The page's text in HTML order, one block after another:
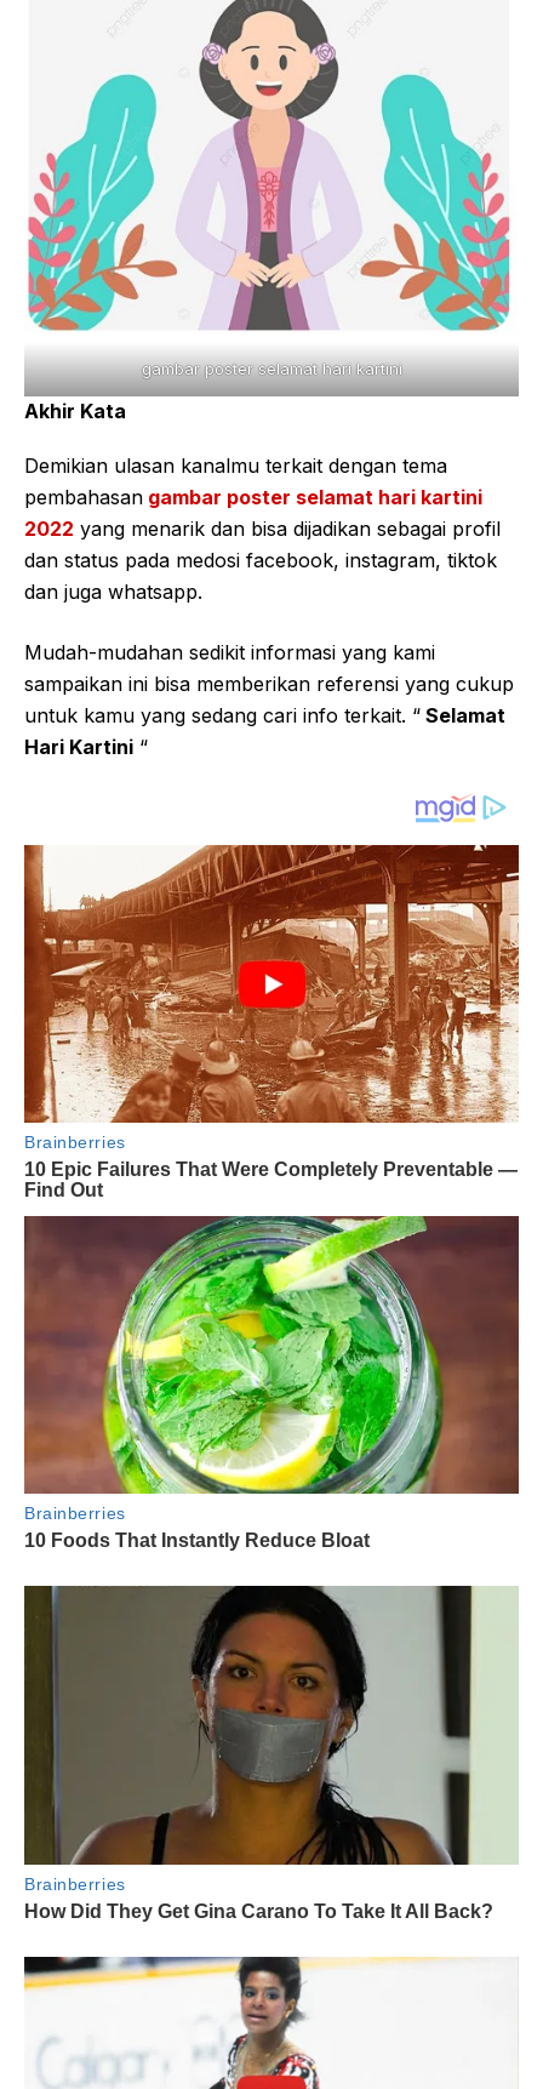
gambar poster selamat hari kartini
Akhir Kata
Demikian ulasan kanalmu terkait dengan tema
pembahasan gambar poster selamat hari kartini
2022 yang menarik dan bisa dijadikan sebagai profil
dan status pada medosi facebook, instagram, tiktok
dan juga whatsapp.
Mudah-mudahan sedikit informasi yang kami
sampaikan ini bisa memberikan referensi yang cukup
untuk kamu yang sedang cari info terkait. “ Selamat
Hari Kartini “